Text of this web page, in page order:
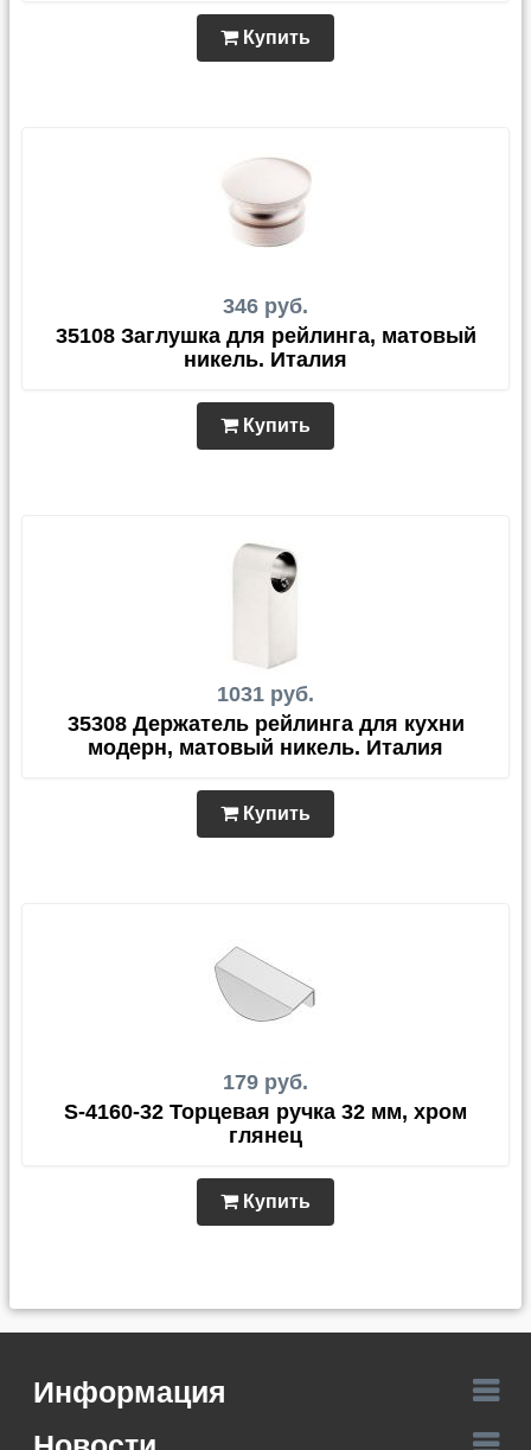
Купить
346 руб.
35108 Заглушка для рейлинга, матовый
никель. Италия
Купить
1031 руб.
35308 Держатель рейлинга для кухни
модерн, матовый никель. Италия
Купить
179 руб.
S-4160-32 Торцевая ручка 32 мм, хром
глянец
Купить
Информация